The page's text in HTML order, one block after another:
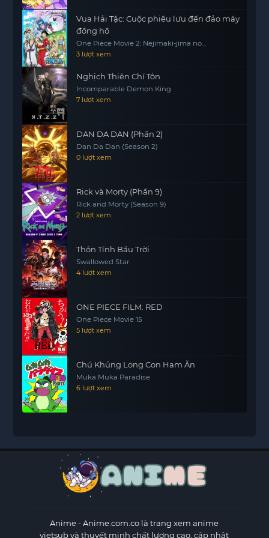
Vua Hải Tặc: Cuộc phiêu lưu đến đảo máy
đồng hồ
One Piece Movie 2: Nejimaki-jima no
Daibouken, One Piece: Nejimakijima no
Bouken, One Piece: Nejimaki Shima no
3 lượt xem
Nghịch Thiên Chí Tôn
Incomparable Demon King
7 lượt xem
DAN DA DAN (Phần 2)
Dan Da Dan (Season 2)
0 lượt xem
Rick và Morty (Phần 9)
Rick and Morty (Season 9)
2 lượt xem
Thôn Tính Bầu Trời
Swallowed Star
4 lượt xem
ONE PIECE FILM: RED
One Piece Movie 15
5 lượt xem
Chú Khủng Long Con Ham Ăn
Muka Muka Paradise
6 lượt xem
Anime- Anime.com.co là trang xem anime
vietsub và thuyết minh chất lượng cao, cập nhật